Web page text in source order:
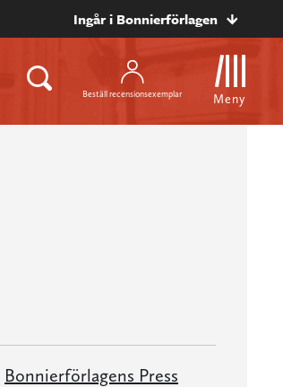
Ingår i Bonnierförlagen
Beställ recensionsexemplar Meny
Bonnierförlagens Press